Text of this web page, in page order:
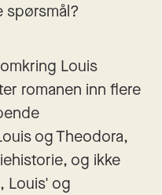
spørsmål?
Louis
romanen inn flere
og Theodora,
og ikke
Louis' og